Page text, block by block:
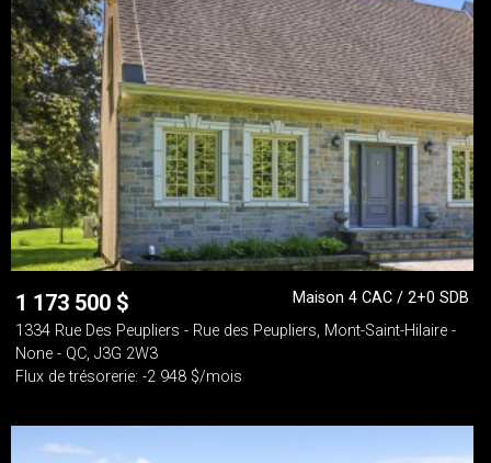
1 173 500 $
Maison 4 CAC / 2+0 SDB
1334 Rue Des Peupliers - Rue des Peupliers, Mont-Saint-Hilaire -
None - QC, J3G 2W3
Flux de trésorerie: -2 948 $/mois